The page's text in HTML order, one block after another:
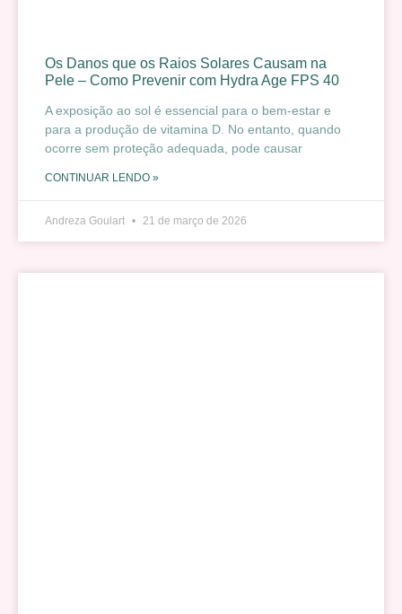
Os Danos que os Raios Solares Causam na
Pele – Como Prevenir com Hydra Age FPS 40
A exposição ao sol é essencial para o bem-estar e
para a produção de vitamina D. No entanto, quando
ocorre sem proteção adequada, pode causar
CONTINUAR LENDO »
Andreza Goulart 21 de março de 2026